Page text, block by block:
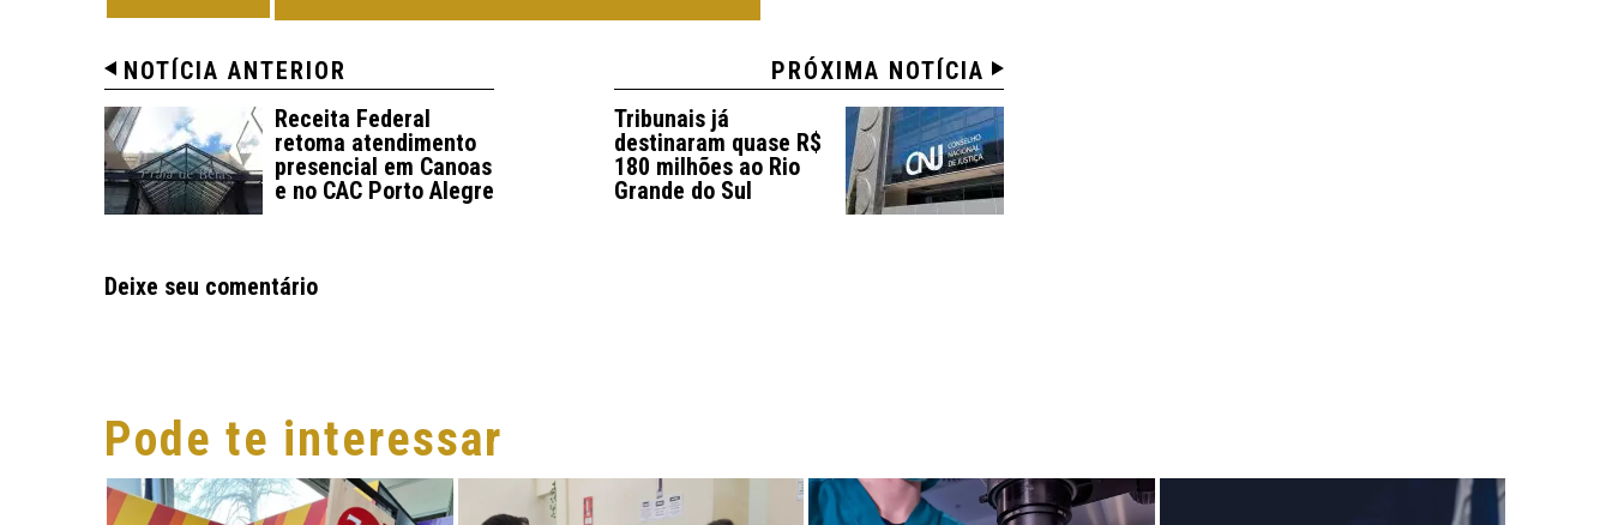
NOTÍCIA ANTERIOR
Receita Federal
retoma atendimento
presencial em Canoas
e no CAC Porto Alegre
PRÓXIMA NOTÍCIA
Tribunais já
destinaram quase R$
180 milhões ao Rio
Grande do Sul
Deixe seu comentário
Pode te interessar